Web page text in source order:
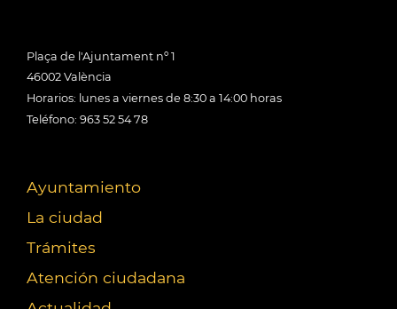
Plaça de l'Ajuntament nº 1
46002 València
Horarios: lunes a viernes de 8:30 a 14:00 horas
Teléfono: 963 52 54 78
Ayuntamiento
La ciudad
Trámites
Atención ciudadana